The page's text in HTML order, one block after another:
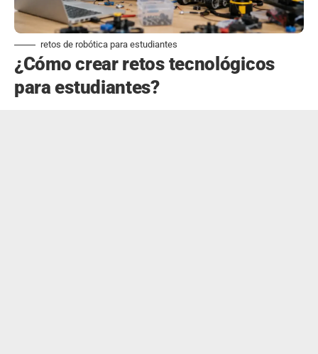
retos de robótica para estudiantes
¿Cómo crear retos tecnológicos
para estudiantes?